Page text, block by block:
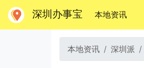
深圳办事宝 本地资讯(当前)
本地资讯 深圳派